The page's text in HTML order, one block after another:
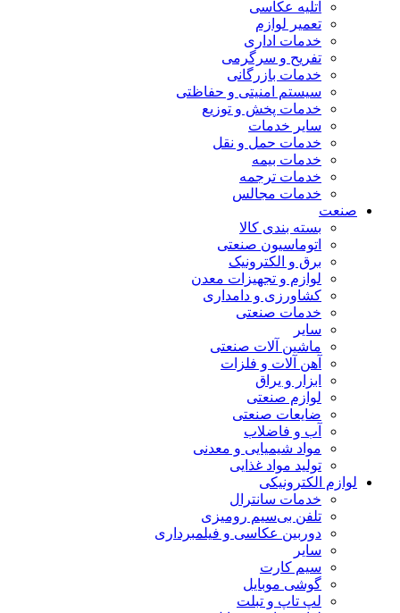
آتلیه عکاسی
تعمیر لوازم
خدمات اداری
تفریح و سرگرمی
خدمات بازرگانی
سیستم امنیتی و حفاظتی
خدمات پخش و توزیع
سایر خدمات
خدمات حمل و نقل
خدمات بیمه
خدمات ترجمه
خدمات مجالس
صنعت
بسته بندی کالا
اتوماسیون صنعتی
برق و الکترونیک
لوازم و تجهیزات معدن
کشاورزی و دامداری
خدمات صنعتی
سایر
ماشین آلات صنعتی
آهن آلات و فلزات
ابزار و یراق
لوازم صنعتی
ضایعات صنعتی
آب و فاضلاب
مواد شیمیایی و معدنی
تولید مواد غذایی
لوازم الکترونیکی
خدمات سانترال
تلفن بی‌سیم رومیزی
دوربین عکاسی و فیلمبرداری
سایر
سیم کارت
گوشی موبایل
لپ تاپ و تبلت